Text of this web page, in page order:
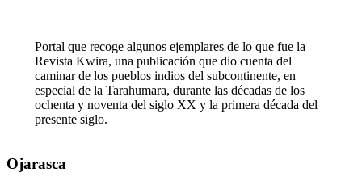
Portal que recoge algunos ejemplares de lo que fue la
Revista Kwira, una publicación que dio cuenta del
caminar de los pueblos indios del subcontinente, en
especial de la Tarahumara, durante las décadas de los
ochenta y noventa del siglo XX y la primera década del
presente siglo.
Ojarasca